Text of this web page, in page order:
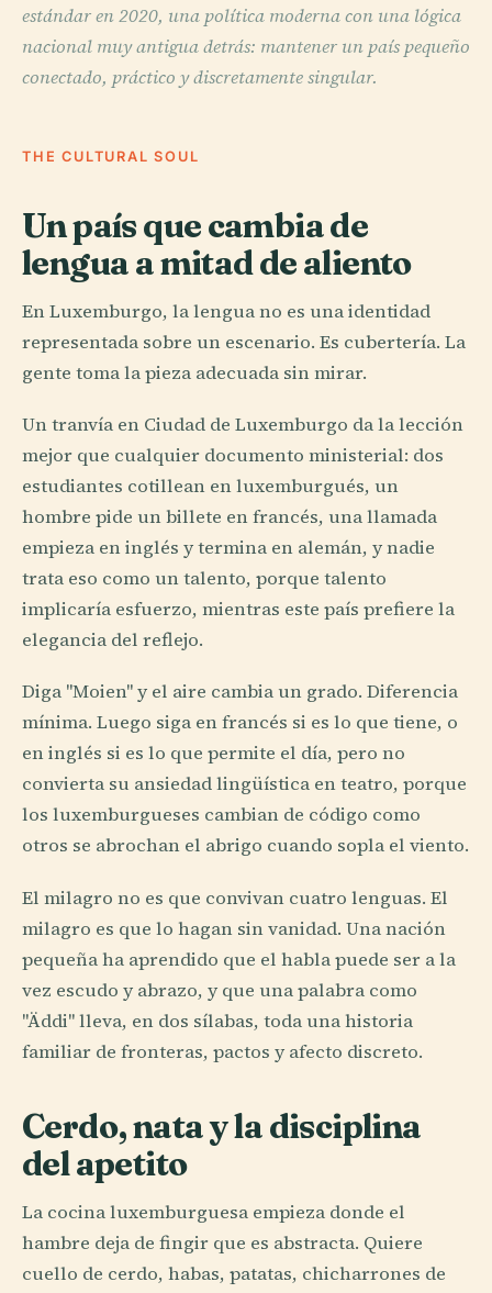
estándar en 2020, una política moderna con una lógica
nacional muy antigua detrás: mantener un país pequeño
conectado, práctico y discretamente singular.
THE CULTURAL SOUL
Un país que cambia de
lengua a mitad de aliento
En Luxemburgo, la lengua no es una identidad
representada sobre un escenario. Es cubertería. La
gente toma la pieza adecuada sin mirar.
Un tranvía en Ciudad de Luxemburgo da la lección
mejor que cualquier documento ministerial: dos
estudiantes cotillean en luxemburgués, un
hombre pide un billete en francés, una llamada
empieza en inglés y termina en alemán, y nadie
trata eso como un talento, porque talento
implicaría esfuerzo, mientras este país prefiere la
elegancia del reflejo.
Diga "Moien" y el aire cambia un grado. Diferencia
mínima. Luego siga en francés si es lo que tiene, o
en inglés si es lo que permite el día, pero no
convierta su ansiedad lingüística en teatro, porque
los luxemburgueses cambian de código como
otros se abrochan el abrigo cuando sopla el viento.
El milagro no es que convivan cuatro lenguas. El
milagro es que lo hagan sin vanidad. Una nación
pequeña ha aprendido que el habla puede ser a la
vez escudo y abrazo, y que una palabra como
"Äddi" lleva, en dos sílabas, toda una historia
familiar de fronteras, pactos y afecto discreto.
Cerdo, nata y la disciplina
del apetito
La cocina luxemburguesa empieza donde el
hambre deja de fingir que es abstracta. Quiere
cuello de cerdo, habas, patatas, chicharrones de